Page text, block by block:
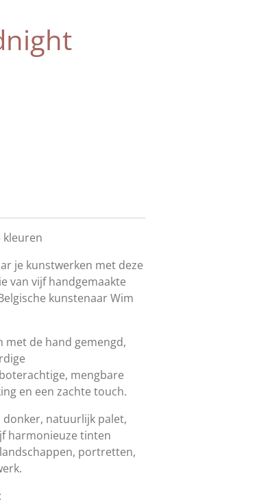
kleuren
je kunstwerken met deze
van vijf handgemaakte
kunstenaar Wim
met de hand gemengd,
mengbare
en een zachte touch.
natuurlijk palet,
harmonieuze tinten
portretten,